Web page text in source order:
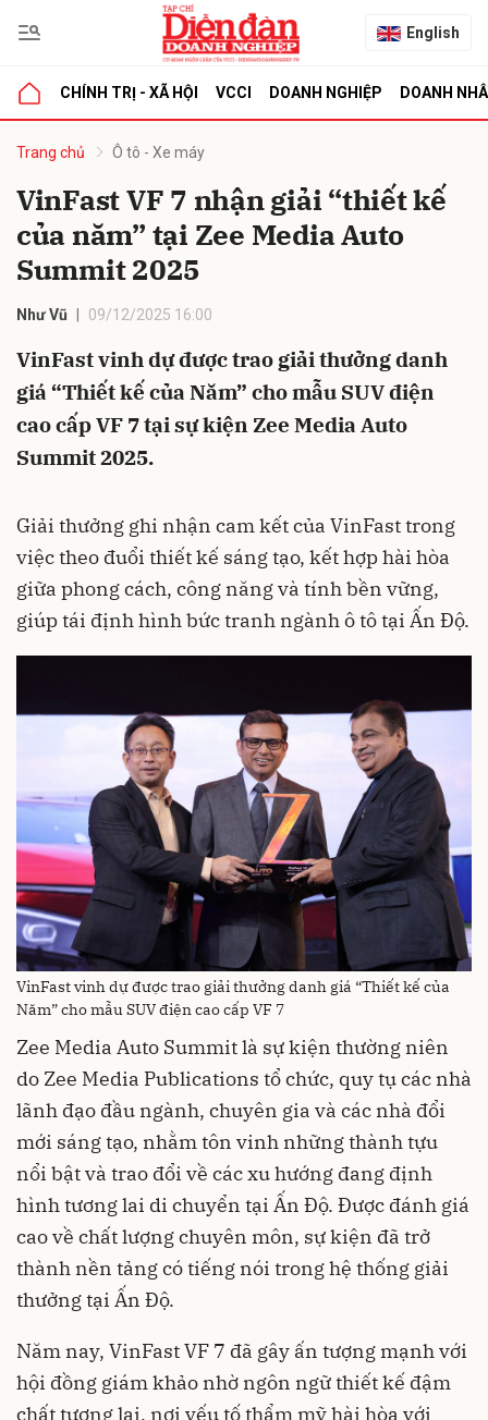
English
CHÍNH TRỊ - XÃ HỘI VCCI DOANH NGHIỆP DOANH
Trang chủ Ô tô - Xe máy
VinFast VF 7 nhận giải “thiết kế
của năm” tại Zee Media Auto
Summit 2025
Như Vũ 09/12/2025 16:00
VinFast vinh dự được trao giải thưởng danh
giá “Thiết kế của Năm” cho mẫu SUV điện
cao cấp VF 7 tại sự kiện Zee Media Auto
Summit 2025.
Giải thưởng ghi nhận cam kết của VinFast trong
việc theo đuổi thiết kế sáng tạo, kết hợp hài hòa
giữa phong cách, công năng và tính bền vững,
giúp tái định hình bức tranh ngành ô tô tại Ấn Độ.
VinFast vinh dự được trao giải thưởng danh giá “Thiết kế của
Năm” cho mẫu SUV điện cao cấp VF 7
Zee Media Auto Summit là sự kiện thường niên
do Zee Media Publications tổ chức, quy tụ các nhà
lãnh đạo đầu ngành, chuyên gia và các nhà đổi
mới sáng tạo, nhằm tôn vinh những thành tựu
nổi bật và trao đổi về các xu hướng đang định
hình tương lai di chuyển tại Ấn Độ. Được đánh giá
cao về chất lượng chuyên môn, sự kiện đã trở
thành nền tảng có tiếng nói trong hệ thống giải
thưởng tại Ấn Độ.
Năm nay, VinFast VF 7 đã gây ấn tượng mạnh với
hội đồng giám khảo nhờ ngôn ngữ thiết kế đậm
chất tương lai, nơi yếu tố thẩm mỹ hài hòa với
luận
Hủy